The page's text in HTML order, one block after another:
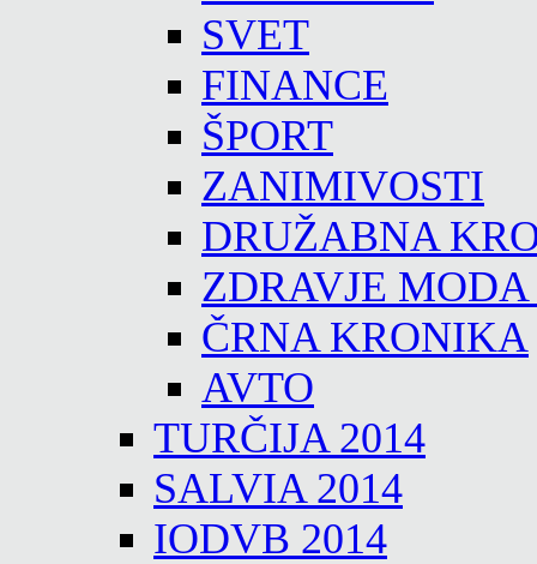
SVET
FINANCE
ŠPORT
ZANIMIVOSTI
DRUŽABNA
ZDRAVJE
ČRNA KRONIKA
AVTO
TURČIJA 2014
SALVIA 2014
IODVB 2014